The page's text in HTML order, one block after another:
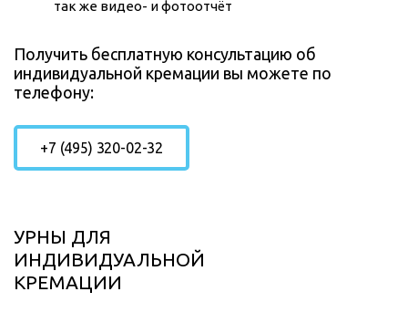
так же видео- и фотоотчёт
Получить бесплатную консультацию об
индивидуальной кремации вы можете по
телефону:
+7 (495) 320-02-32
УРНЫ ДЛЯ
ИНДИВИДУАЛЬНОЙ
КРЕМАЦИИ